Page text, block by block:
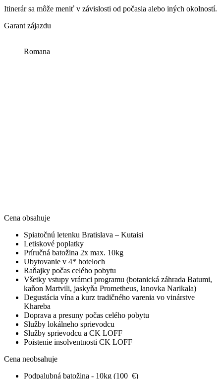
Itinerár sa môže meniť v závislosti od počasia alebo iných okolností.
Garant zájazdu
Romana
Cena obsahuje
Spiatočnú letenku Bratislava – Kutaisi
Letiskové poplatky
Príručná batožina 2x max. 10kg
Ubytovanie v 4* hoteloch
Raňajky počas celého pobytu
Všetky vstupy vrámci programu (botanická záhrada Batumi,
kaňon Martvili, jaskyňa Prometheus, lanovka Narikala)
Degustácia vína a kurz tradičného varenia vo vinárstve
Khareba
Doprava a presuny počas celého pobytu
Služby lokálneho sprievodcu
Služby sprievodcu a CK LOFF
Poistenie insolventnosti CK LOFF
Cena neobsahuje
Podpalubná batožina - 10kg (100 €)